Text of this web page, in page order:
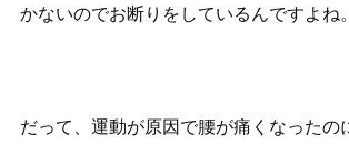
かないのでお断りをしているんですよね。
だって、運動が原因で腰が痛くなったの